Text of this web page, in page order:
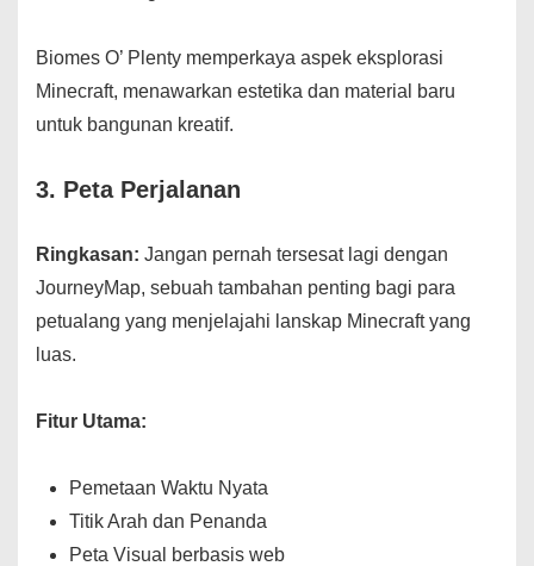
Biomes O’ Plenty memperkaya aspek eksplorasi
Minecraft, menawarkan estetika dan material baru
untuk bangunan kreatif.
3. Peta Perjalanan
Ringkasan: Jangan pernah tersesat lagi dengan
JourneyMap, sebuah tambahan penting bagi para
petualang yang menjelajahi lanskap Minecraft yang
luas.
Fitur Utama:
Pemetaan Waktu Nyata
Titik Arah dan Penanda
Peta Visual berbasis web